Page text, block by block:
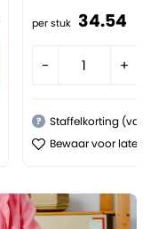
per stuk 34.54
- +
?
Staffelkorting
Bewaar voor later